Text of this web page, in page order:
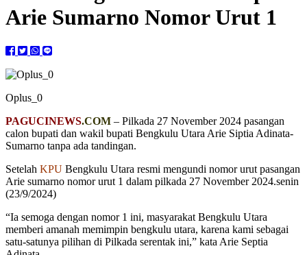
Arie Sumarno Nomor Urut 1
Oplus_0
PAGUCINEWS.COM – Pilkada 27 November 2024 pasangan
calon bupati dan wakil bupati Bengkulu Utara Arie Siptia Adinata-
Sumarno tanpa ada tandingan.
Setelah KPU Bengkulu Utara resmi mengundi nomor urut pasangan
Arie sumarno nomor urut 1 dalam pilkada 27 November 2024.senin
(23/9/2024)
“Ia semoga dengan nomor 1 ini, masyarakat Bengkulu Utara
memberi amanah memimpin bengkulu utara, karena kami sebagai
satu-satunya pilihan di Pilkada serentak ini,” kata Arie Septia